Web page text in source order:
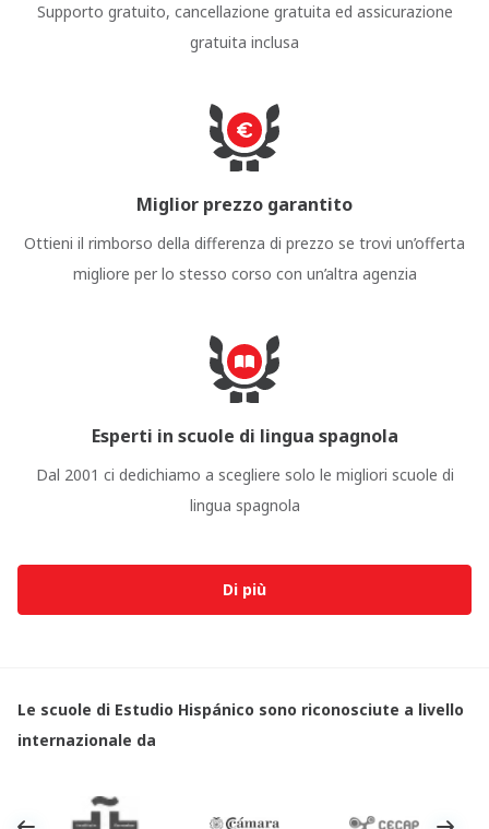
Supporto gratuito, cancellazione gratuita ed assicurazione
gratuita inclusa
Miglior prezzo garantito
Ottieni il rimborso della differenza di prezzo se trovi un’offerta
migliore per lo stesso corso con un’altra agenzia
Esperti in scuole di lingua spagnola
Dal 2001 ci dedichiamo a scegliere solo le migliori scuole di
lingua spagnola
Di più
Le scuole di Estudio Hispánico sono riconosciute a livello
internazionale da